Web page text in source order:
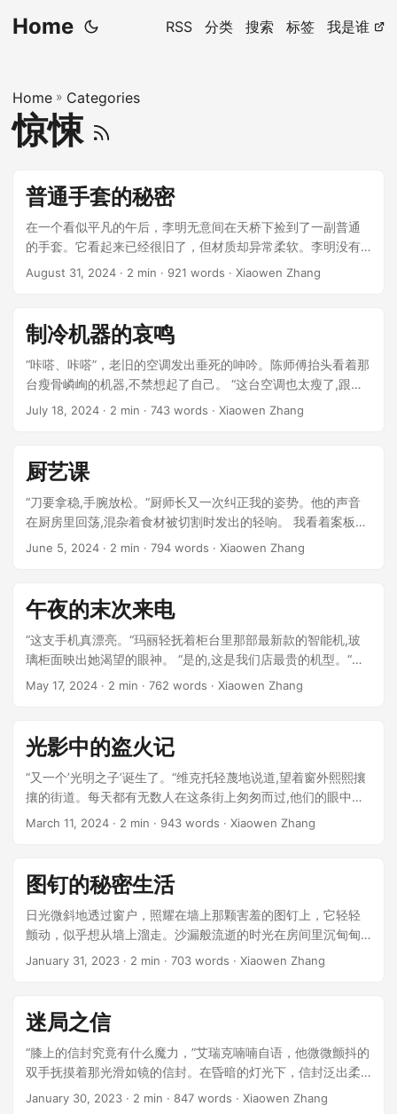
Home RSS 分类 搜索 标签 我是谁
Home » Categories
惊悚
普通手套的秘密
在一个看似平凡的午后，李明无意间在天桥下捡到了一副普通
的手套。它看起来已经很旧了，但材质却异常柔软。李明没有
多想，把它放进了自己的口袋里，继续他回家的路。 ...
August 31, 2024 · 2 min · 921 words · Xiaowen Zhang
制冷机器的哀鸣
“咔嗒、咔嗒”，老旧的空调发出垂死的呻吟。陈师傅抬头看着那
台瘦骨嶙峋的机器,不禁想起了自己。 “这台空调也太瘦了,跟营
养不良似的。“年轻客户小张嫌弃地说。 ...
July 18, 2024 · 2 min · 743 words · Xiaowen Zhang
厨艺课
“刀要拿稳,手腕放松。“厨师长又一次纠正我的姿势。他的声音
在厨房里回荡,混杂着食材被切割时发出的轻响。 我看着案板上
的胡萝卜,刀锋在灯光下闪烁。切割、切割、切割…节奏单调而
June 5, 2024 · 2 min · 794 words · Xiaowen Zhang
午夜的末次来电
“这支手机真漂亮。“玛丽轻抚着柜台里那部最新款的智能机,玻
璃柜面映出她渴望的眼神。 “是的,这是我们店最贵的机型。“导
购小姐微笑着说,“要不要试试看?” ...
May 17, 2024 · 2 min · 762 words · Xiaowen Zhang
光影中的盗火记
“又一个’光明之子’诞生了。“维克托轻蔑地说道,望着窗外熙熙攘
攘的街道。每天都有无数人在这条街上匆匆而过,他们的眼中闪
烁着明亮的光芒,那是被植入了"光明因子"的标志。 ...
March 11, 2024 · 2 min · 943 words · Xiaowen Zhang
图钉的秘密生活
日光微斜地透过窗户，照耀在墙上那颗害羞的图钉上，它轻轻
颤动，似乎想从墙上溜走。沙漏般流逝的时光在房间里沉甸甸
地游荡，连空气都显得黏稠。 “我该何去何从呢？”图钉在心中
背景一部分。它就是这样一个安静的观察者，凹陷于墙面，隐
匿于光影之间，凝视着这间小屋中的一切。 ...
January 31, 2023 · 2 min · 703 words · Xiaowen Zhang
迷局之信
“膝上的信封究竟有什么魔力，”艾瑞克喃喃自语，他微微颤抖的
双手抚摸着那光滑如镜的信封。在昏暗的灯光下，信封泛出柔
和却诡秘的光泽，似乎诉说着无尽的秘密。 ...
January 30, 2023 · 2 min · 847 words · Xiaowen Zhang